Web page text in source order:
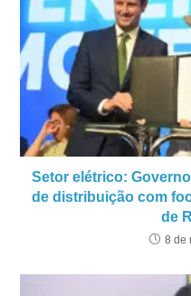
Setor elétrico:
de distribuição com
de
8 de